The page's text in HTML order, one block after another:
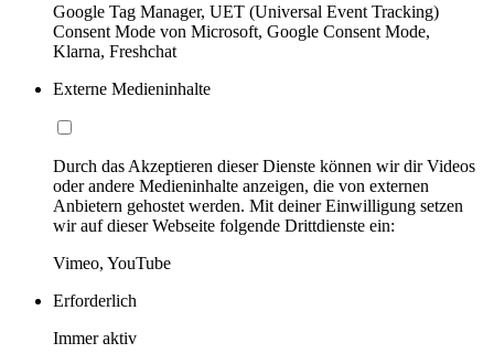
Google Tag Manager, UET (Universal Event Tracking)
Consent Mode von Microsoft, Google Consent Mode,
Klarna, Freshchat
Externe Medieninhalte
Durch das Akzeptieren dieser Dienste können wir dir Videos
oder andere Medieninhalte anzeigen, die von externen
Anbietern gehostet werden. Mit deiner Einwilligung setzen
wir auf dieser Webseite folgende Drittdienste ein:
Vimeo, YouTube
Erforderlich
Immer aktiv